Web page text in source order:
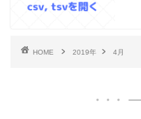
HOME 2019年 4月